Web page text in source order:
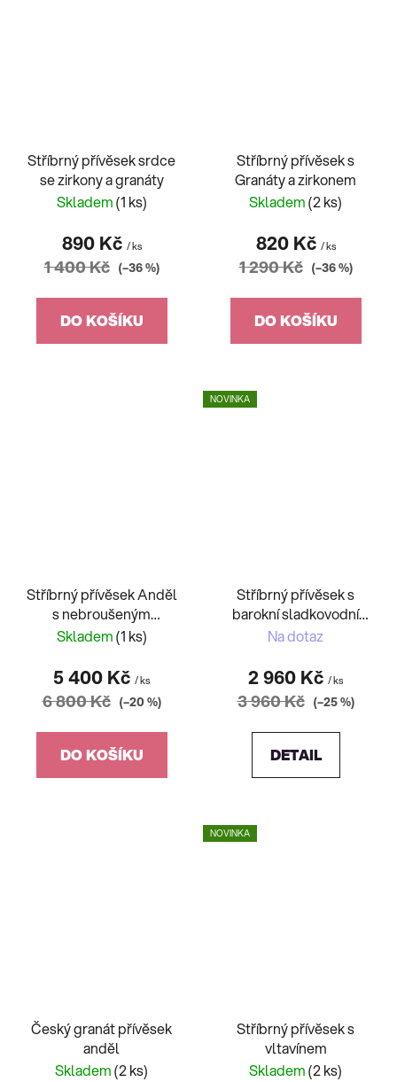
Stříbrný přívěsek srdce
se zirkony a granáty
Skladem(1 ks)
890 Kč / ks
1 400 Kč (–36 %)
DO KOŠÍKU
Stříbrný přívěsek s
Granáty a zirkonem
Skladem(2 ks)
820 Kč / ks
1 290 Kč (–36 %)
DO KOŠÍKU
Stříbrný přívěsek Anděl
s nebroušeným
Vltavínem
Skladem(1 ks)
5 400 Kč / ks
6 800 Kč (–20 %)
DO KOŠÍKU
NOVINKA
Stříbrný přívěsek s
barokní sladkovodní
perlou
Na dotaz
2 960 Kč / ks
3 960 Kč (–25 %)
DETAIL
Český granát přívěsek
anděl
Skladem(2 ks)
NOVINKA
Stříbrný přívěsek s
vltavínem
Skladem(2 ks)